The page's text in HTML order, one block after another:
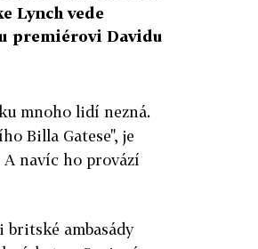
Lynch vede
premiérovi Davidu
mnoho lidí nezná.
Billa Gatese", je
navíc ho provází
ambasády